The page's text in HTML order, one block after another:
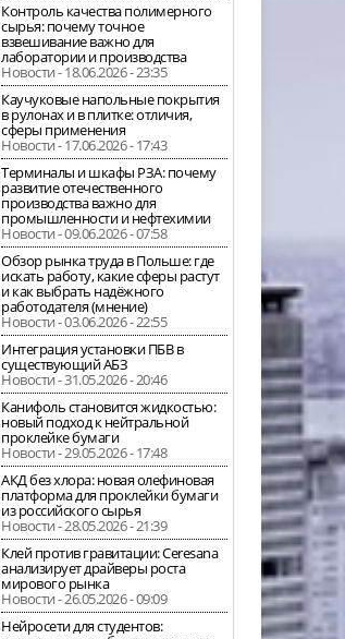
Контроль качества полимерного
сырья: почему точное
взвешивание важно для
лаборатории и производства
Новости - 18.06.2026 - 23:35
Каучуковые напольные покрытия
в рулонах и в плитке: отличия,
сферы применения
Новости - 17.06.2026 - 17:43
Терминалы и шкафы РЗА: почему
развитие отечественного
производства важно для
промышленности и нефтехимии
Новости - 09.06.2026 - 07:58
Обзор рынка труда в Польше: где
искать работу, какие сферы растут
и как выбрать надёжного
работодателя (мнение)
Новости - 03.06.2026 - 22:55
Интеграция установки ПБВ в
существующий АБЗ
Новости - 31.05.2026 - 20:46
Канифоль становится жидкостью:
новый подход к нейтральной
проклейке бумаги
Новости - 29.05.2026 - 17:48
АКД без хлора: новая олефиновая
платформа для проклейки бумаги
из российского сырья
Новости - 28.05.2026 - 21:39
Клей против гравитации: Ceresana
анализирует драйверы роста
мирового рынка
Новости - 26.05.2026 - 09:09
Нейросети для студентов: